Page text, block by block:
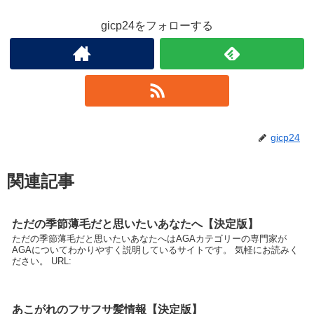
gicp24をフォローする
gicp24
関連記事
ただの季節薄毛だと思いたいあなたへ【決定版】
ただの季節薄毛だと思いたいあなたへはAGAカテゴリーの専門家が
AGAについてわかりやすく説明しているサイトです。 気軽にお読みく
ださい。 URL:
あこがれのフサフサ髪情報【決定版】